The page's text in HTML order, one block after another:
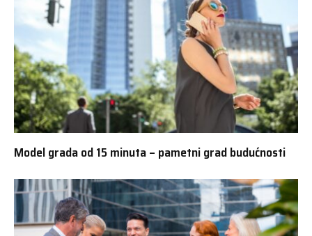
Model grada od 15 minuta – pametni grad budućnosti